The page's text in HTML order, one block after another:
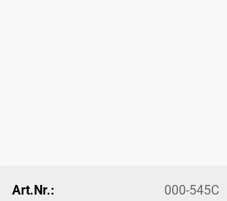
Art.Nr.:
000-545C